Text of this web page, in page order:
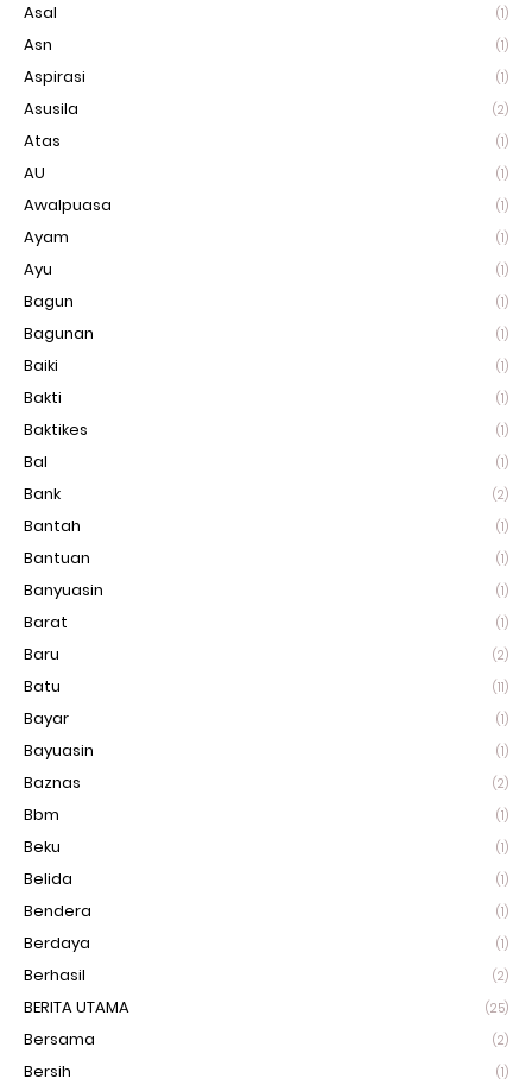
Asal (1)
Asn (1)
Aspirasi (1)
Asusila (2)
Atas (1)
AU (1)
Awalpuasa (1)
Ayam (1)
Ayu (1)
Bagun (1)
Bagunan (1)
Baiki (1)
Bakti (1)
Baktikes (1)
Bal (1)
Bank (2)
Bantah (1)
Bantuan (1)
Banyuasin (1)
Barat (1)
Baru (2)
Batu (11)
Bayar (1)
Bayuasin (1)
Baznas (2)
Bbm (1)
Beku (1)
Belida (1)
Bendera (1)
Berdaya (1)
Berhasil (2)
BERITA UTAMA (25)
Bersama (2)
Bersih (1)